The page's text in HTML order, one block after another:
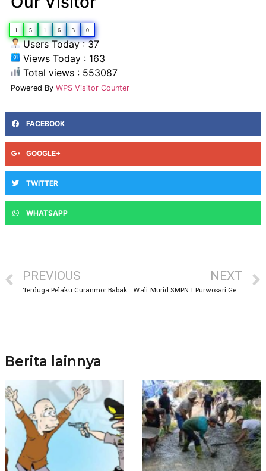
1 5 1 6 3 0
Users Today : 37
Views Today : 163
Total views : 553087
Powered By WPS Visitor Counter
FACEBOOK
GOOGLE+
TWITTER
WHATSAPP
PREVIOUS
Terduga Pelaku Curanmor Babak-belur di Hajar Massa Desa Sumberrejo Purwosari
NEXT
Wali Murid SMPN 1 Purwosari Geram, Setelah Tau Anaknya Menjadi Korban Pemukulan Oknum Guru
Berita lainnya